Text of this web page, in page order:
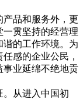
品和服务外，更
贯坚持的经营理
的工作环境。为
感的企业公民，
事业延绵不绝地贡
从进入中国初